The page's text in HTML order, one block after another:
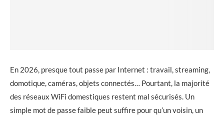
En 2026, presque tout passe par Internet : travail, streaming,
domotique, caméras, objets connectés… Pourtant, la majorité
des réseaux WiFi domestiques restent mal sécurisés. Un
simple mot de passe faible peut suffire pour qu’un voisin, un